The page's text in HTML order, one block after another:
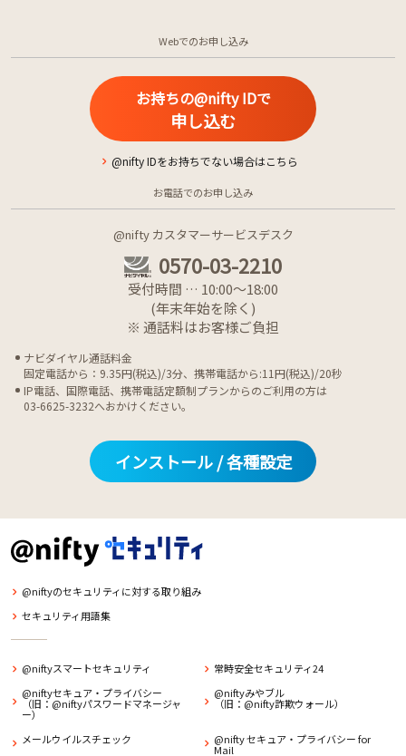
Webでのお申し込み
お持ちの@nifty IDで
申し込む
@nifty IDをお持ちでない場合はこちら
お電話でのお申し込み
@nifty カスタマーサービスデスク
0570-03-2210
受付時間 … 10:00～18:00
(年末年始を除く)
※ 通話料はお客様ご負担
ナビダイヤル通話料金
固定電話から：9.35円(税込)/3分、携帯電話から:11円(税込)/20秒
IP電話、国際電話、携帯電話定額制プランからのご利用の方は
03-6625-3232へおかけください。
インストール / 各種設定
@niftyのセキュリティに対する取り組み
セキュリティ用語集
@niftyスマートセキュリティ
常時安全セキュリティ24
@niftyセキュア・プライバシー
（旧：@niftyパスワードマネージャ
ー）
@niftyみやブル
（旧：@nifty詐欺ウォール）
メールウイルスチェック @nifty セキュア・プライバシー for
Mail